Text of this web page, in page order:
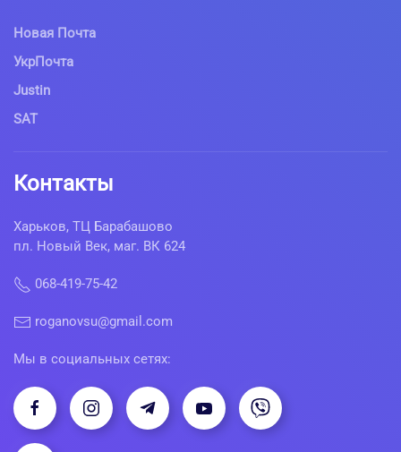
Новая Почта
УкрПочта
Justin
SAT
Контакты
Харьков, ТЦ Барабашово
пл. Новый Век, маг. ВК 624
068-419-75-42
roganovsu@gmail.com
Мы в социальных сетях: